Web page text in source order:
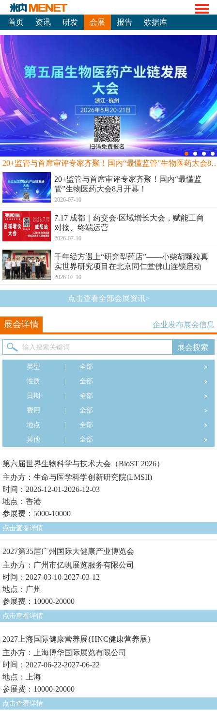
首页 资讯 研发 会展 报告 数据库
20+监管与首席审评专家齐聚！国内“最
20+监管与首席审评专家齐聚！国内“最懂监
管”生物医药大会8月开幕！
2026-07-10
7.17 成都｜药交会·区域增长大会，赋能工商
对接、终端运营
2026-07-10
千年经方遇上“研究型药店”——小柴胡颗粒真
实世界研究项目在北京同仁堂佛山连锁启动
2026-07-10
点击查看全部会展资讯>
展会详情 企业发布展会信息
类型
全部
性质
全部
日期
全部
费用
全部
地点
全部
其他
全部
第六届世界生物科学与技术大会（BioST 2026）
主办方：生命与医学科学创新研究院(LMSII)
时间：2026-12-01-2026-12-03
地点：香港
参展费：5000-10000
点击查看详情
2027第35届广州国际大健康产业博览会
主办方：广州市亿帆展览服务有限公司
时间：2027-03-10-2027-03-12
地点：广州
参展费：10000-20000
点击查看详情
2027上海国际健康营养展{HNC健康营养展}
主办方：上海博华国际展览有限公司
时间：2027-06-22-2027-06-22
地点：上海
参展费：10000-20000
点击查看详情